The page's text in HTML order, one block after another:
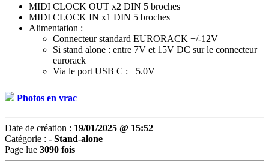
MIDI CLOCK OUT x2 DIN 5 broches
MIDI CLOCK IN x1 DIN 5 broches
Alimentation :
Connecteur standard EURORACK +/-12V
Si stand alone : entre 7V et 15V DC sur le connecteur
eurorack
Via le port USB C : +5.0V
Photos en vrac
Date de création : 19/01/2025 @ 15:52
Catégorie : - Stand-alone
Page lue 3090 fois